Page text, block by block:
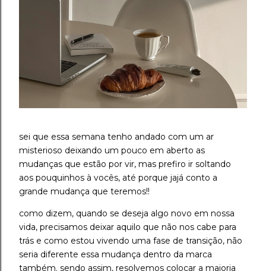
sei que essa semana tenho andado com um ar
misterioso deixando um pouco em aberto as
mudanças que estão por vir, mas prefiro ir soltando
aos pouquinhos à vocês, até porque jajá conto a
grande mudança que teremos!!
como dizem, quando se deseja algo novo em nossa
vida, precisamos deixar aquilo que não nos cabe para
trás e como estou vivendo uma fase de transição, não
seria diferente essa mudança dentro da marca
também. sendo assim, resolvemos colocar a maioria